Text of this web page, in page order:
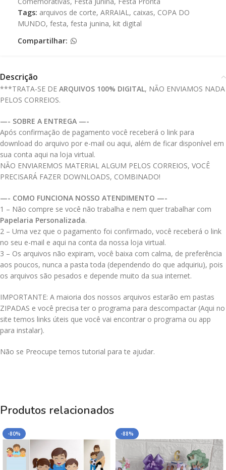
Tags: arquivos de corte, ARRAIAL , caixas, COPA DO
MUNDO, festa, festa junina, kit digital
Compartilhar:
Descrição
***TRATA-SE DE ARQUIVOS 100% DIGITAL, NÃO ENVIAMOS NADA
PELOS CORREIOS.
—- SOBRE A ENTREGA —-
Após confirmação de pagamento você receberá o link para
download do arquivo por e-mail ou aqui, além de ficar disponível em
sua conta aqui na loja virtual.
NÃO ENVIAREMOS MATERIAL ALGUM PELOS CORREIOS, VOCÊ
PRECISARÁ FAZER DOWNLOADS, COMBINADO!
—- COMO FUNCIONA NOSSO ATENDIMENTO —-
1 – Não compre se você não trabalha e nem quer trabalhar com
Papelaria Personalizada.
2 – Uma vez que o pagamento foi confirmado, você receberá o link
no seu e-mail e aqui na conta da nossa loja virtual.
3 – Os arquivos não expiram, você baixa com calma, de preferência
aos poucos, nunca a pasta toda (dependendo do que adquiriu), pois
os arquivos são pesados e depende muito da sua internet.
IMPORTANTE: A maioria dos nossos arquivos estarão em pastas
ZIPADAS e você precisa ter o programa para descompactar (Aqui no
site temos links úteis que você vai encontrar o programa ou app
para instalar).
Não se Preocupe temos tutorial para te ajudar.
Produtos relacionados
-80% -88%